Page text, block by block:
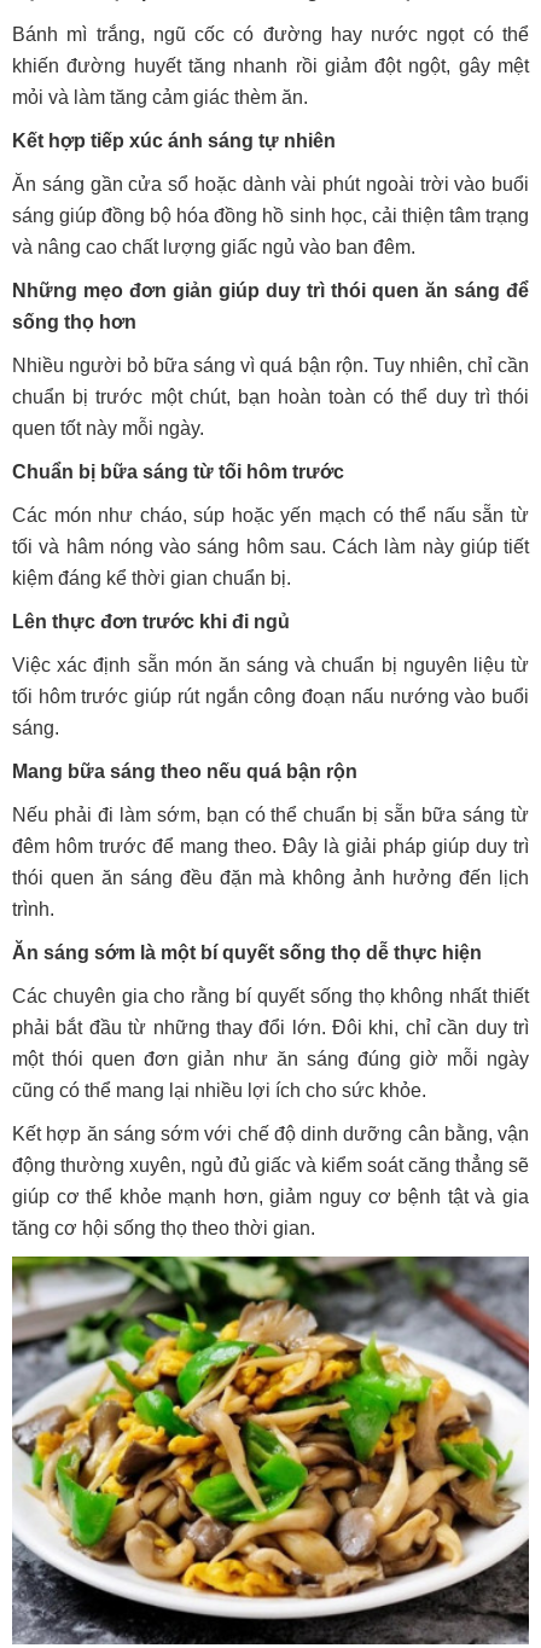
Bánh mì trắng, ngũ cốc có đường hay nước ngọt có thể
khiến đường huyết tăng nhanh rồi giảm đột ngột, gây mệt
mỏi và làm tăng cảm giác thèm ăn.
Kết hợp tiếp xúc ánh sáng tự nhiên
Ăn sáng gần cửa sổ hoặc dành vài phút ngoài trời vào buổi
sáng giúp đồng bộ hóa đồng hồ sinh học, cải thiện tâm trạng
và nâng cao chất lượng giấc ngủ vào ban đêm.
Những mẹo đơn giản giúp duy trì thói quen ăn sáng để
sống thọ hơn
Nhiều người bỏ bữa sáng vì quá bận rộn. Tuy nhiên, chỉ cần
chuẩn bị trước một chút, bạn hoàn toàn có thể duy trì thói
quen tốt này mỗi ngày.
Chuẩn bị bữa sáng từ tối hôm trước
Các món như cháo, súp hoặc yến mạch có thể nấu sẵn từ
tối và hâm nóng vào sáng hôm sau. Cách làm này giúp tiết
kiệm đáng kể thời gian chuẩn bị.
Lên thực đơn trước khi đi ngủ
Việc xác định sẵn món ăn sáng và chuẩn bị nguyên liệu từ
tối hôm trước giúp rút ngắn công đoạn nấu nướng vào buổi
sáng.
Mang bữa sáng theo nếu quá bận rộn
Nếu phải đi làm sớm, bạn có thể chuẩn bị sẵn bữa sáng từ
đêm hôm trước để mang theo. Đây là giải pháp giúp duy trì
thói quen ăn sáng đều đặn mà không ảnh hưởng đến lịch
trình.
Ăn sáng sớm là một bí quyết sống thọ dễ thực hiện
Các chuyên gia cho rằng bí quyết sống thọ không nhất thiết
phải bắt đầu từ những thay đổi lớn. Đôi khi, chỉ cần duy trì
một thói quen đơn giản như ăn sáng đúng giờ mỗi ngày
cũng có thể mang lại nhiều lợi ích cho sức khỏe.
Kết hợp ăn sáng sớm với chế độ dinh dưỡng cân bằng, vận
động thường xuyên, ngủ đủ giấc và kiểm soát căng thẳng sẽ
giúp cơ thể khỏe mạnh hơn, giảm nguy cơ bệnh tật và gia
tăng cơ hội sống thọ theo thời gian.